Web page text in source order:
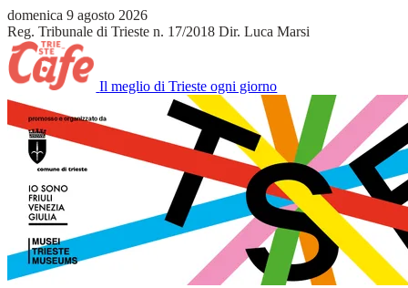
domenica 9 agosto 2026
Reg. Tribunale di Trieste n. 17/2018 Dir. Luca Marsi
Il meglio di Trieste ogni giorno